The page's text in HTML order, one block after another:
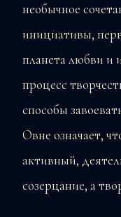
необычное
инициативы,
планета любви и
процесс
способы
Овне означает,
активный,
созерцание, а